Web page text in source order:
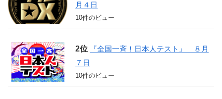
月４日
10件のビュー
『全国一斉！日本人テスト』 ８月
７日
10件のビュー